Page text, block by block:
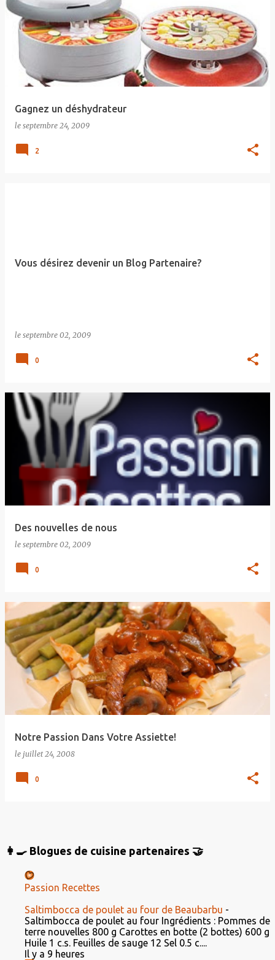
Gagnez un déshydrateur
le septembre 24, 2009
2
Vous désirez devenir un Blog Partenaire?
le septembre 02, 2009
0
Des nouvelles de nous
le septembre 02, 2009
0
Notre Passion Dans Votre Assiette!
le juillet 24, 2008
0
👩‍🍳 Blogues de cuisine partenaires 🤝
Passion Recettes
Saltimbocca de poulet au four de Beaubarbu -
Saltimbocca de poulet au four Ingrédients : Pommes de
terre nouvelles 800 g Carottes en botte (2 bottes) 600 g
Huile 1 c.s. Feuilles de sauge 12 Sel 0.5 c....
Il y a 9 heures